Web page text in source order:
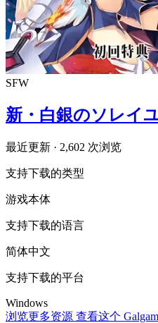
SFW
新・白銀のソレイ
最近更新 · 2,602 次浏览
支持下载的类型
游戏本体
支持下载的语言
简体中文
支持下载的平台
Windows
浏览更多资源 查看这个